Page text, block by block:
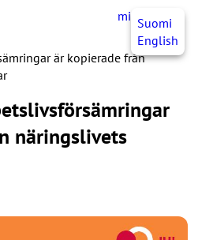
mittJHL SV
Suomi
English
är kopierade från
näringslivets